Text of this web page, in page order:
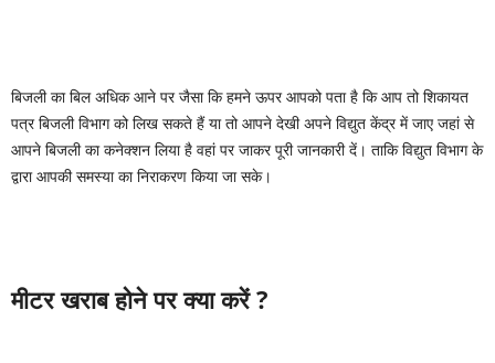
बिजली का बिल अधिक आने पर जैसा कि हमने ऊपर आपको पता है कि आप तो शिकायत
पत्र बिजली विभाग को लिख सकते हैं या तो आपने देखी अपने विद्युत केंद्र में जाए जहां से
आपने बिजली का कनेक्शन लिया है वहां पर जाकर पूरी जानकारी दें। ताकि विद्युत विभाग के
द्वारा आपकी समस्या का निराकरण किया जा सके।
मीटर खराब होने पर क्या करें ?